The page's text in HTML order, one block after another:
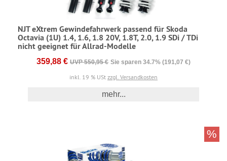
NJT eXtrem Gewindefahrwerk passend für Skoda
Octavia (1U) 1.4, 1.6, 1.8 20V, 1.8T, 2.0, 1.9 SDi / TDi
nicht geeignet für Allrad-Modelle
359,88 € UVP 550,95 € Sie sparen 34.7% (191,07 €)
inkl. 19 % USt zzgl. Versandkosten
mehr...
%